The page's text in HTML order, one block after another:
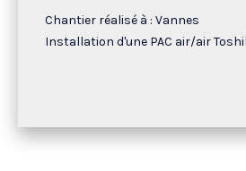
Chantier réalisé à : Vannes
Installation d'une PAC air/air